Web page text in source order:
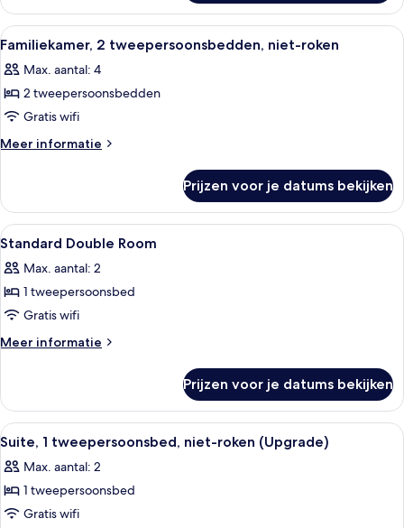
Twin
kamer
Alle
foto's
voor
Familiekamer,
2
tweepersoonsbedden,
laden
Een gedetailleerd beeld van een
17
Familiekamer, 2 tweepersoonsbedden, niet-roken
Max. aantal: 4
2 tweepersoonsbedden
Gratis wifi
Meer informatie
Meer
2
tweepersoonsbedden,
niet-
Prijzen voor je datums bekijken
Alle
foto's
voor
Standard
Double
Room
Een hotelkamer met een bed, een
36
Standard Double Room
Max. aantal: 2
1 tweepersoonsbed
Gratis wifi
Meer informatie
Meer
Double
Room
Prijzen voor je datums bekijken
Alle
foto's
voor
Suite,
1
Een dienblad met vier witte mokken
5
Suite, 1 tweepersoonsbed, niet-roken (Upgrade)
Max. aantal: 2
1 tweepersoonsbed
Gratis wifi